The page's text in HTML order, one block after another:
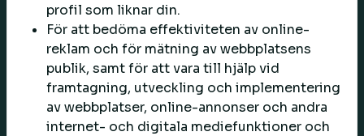
profil som liknar din.
För att bedöma effektiviteten av online-
reklam och för mätning av webbplatsens
publik, samt för att vara till hjälp vid
framtagning, utveckling och implementering
av webbplatser, online-annonser och andra
internet- och digitala mediefunktioner och